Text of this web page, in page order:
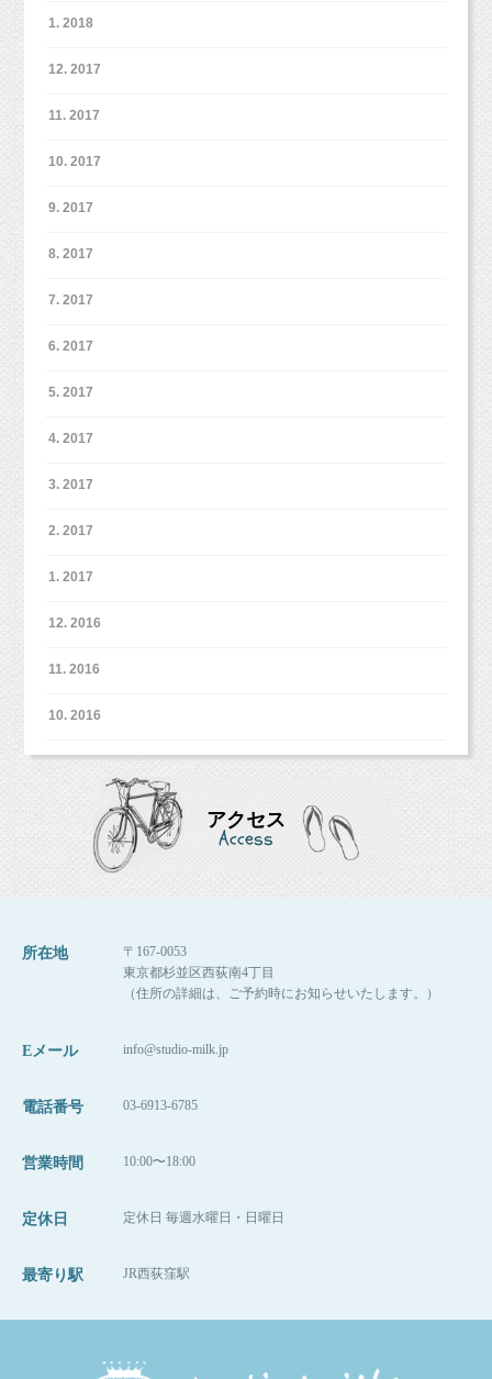
1. 2018
12. 2017
11. 2017
10. 2017
9. 2017
8. 2017
7. 2017
6. 2017
5. 2017
4. 2017
3. 2017
2. 2017
1. 2017
12. 2016
11. 2016
10. 2016
アクセス
Access
所在地
〒167-0053
東京都杉並区西荻南4丁目
（住所の詳細は、ご予約時にお知らせいたします。）
Eメール info@studio-milk.jp
電話番号 03-6913-6785
営業時間 10:00〜18:00
定休日 定休日 毎週水曜日・日曜日
最寄り駅 JR西荻窪駅